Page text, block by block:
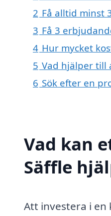
2 Få alltid minst
3 Få 3
4 Hur mycket
5 Vad hjälper till
6 Sök efter en
Vad kan
Säffle
Att investera i en